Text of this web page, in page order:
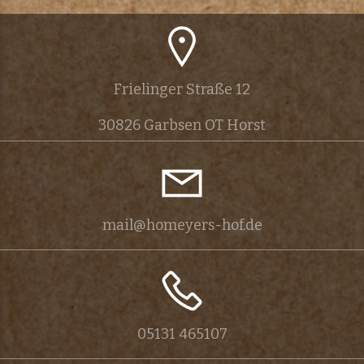
a
u
Frielinger Straße 12
30826 Garbsen OT Horst
mail@homeyers-hof.de
05131 465107